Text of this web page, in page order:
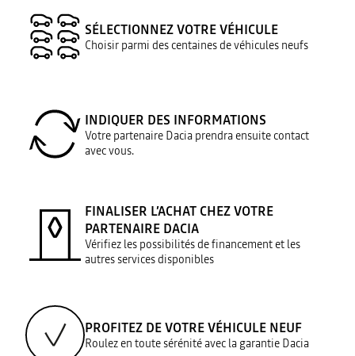
SÉLECTIONNEZ VOTRE VÉHICULE
Choisir parmi des centaines de véhicules neufs
INDIQUER DES INFORMATIONS
Votre partenaire Dacia prendra ensuite contact
avec vous.
FINALISER L’ACHAT CHEZ VOTRE
PARTENAIRE DACIA
Vérifiez les possibilités de financement et les
autres services disponibles
PROFITEZ DE VOTRE VÉHICULE NEUF
Roulez en toute sérénité avec la garantie Dacia